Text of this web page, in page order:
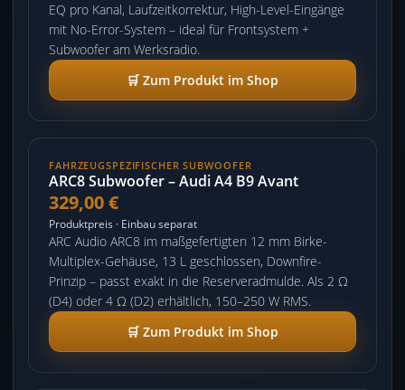
EQ pro Kanal, Laufzeitkorrektur, High-Level-Eingänge
mit No-Error-System – ideal für Frontsystem +
Subwoofer am Werksradio.
🛒 Zum Produkt im Shop
FAHRZEUGSPEZIFISCHER SUBWOOFER
ARC8 Subwoofer – Audi A4 B9 Avant
329,00 €
Produktpreis · Einbau separat
ARC Audio ARC8 im maßgefertigten 12 mm Birke-
Multiplex-Gehäuse, 13 L geschlossen, Downfire-
Prinzip – passt exakt in die Reserveradmulde. Als 2 Ω
(D4) oder 4 Ω (D2) erhältlich, 150–250 W RMS.
🛒 Zum Produkt im Shop